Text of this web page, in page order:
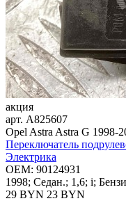
акция
арт. A825607
Opel Astra Astra G 1998-
Переключатель
Электрика
OEM: 90124931
1998; Седан.; 1,6; i;
29 BYN 23 BYN